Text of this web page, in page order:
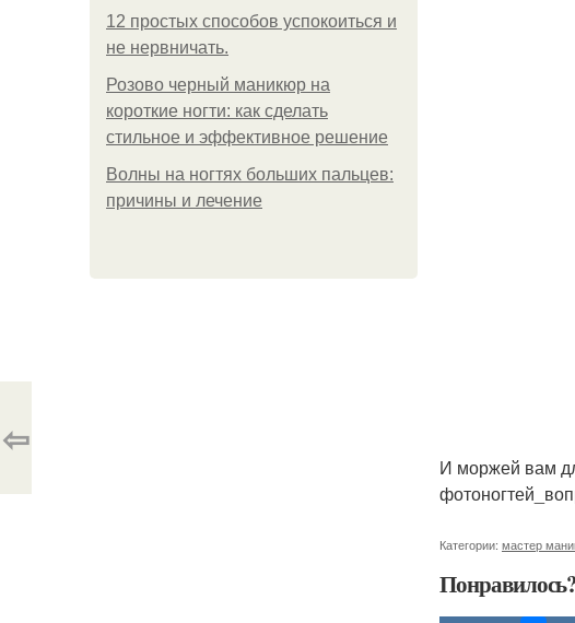
12 простых способов успокоиться и
не нервничать.
Розово черный маникюр на
короткие ногти: как сделать
стильное и эффективное решение
Волны на ногтях больших пальцев:
причины и лечение
И моржей вам
Категории: мастер
⇦